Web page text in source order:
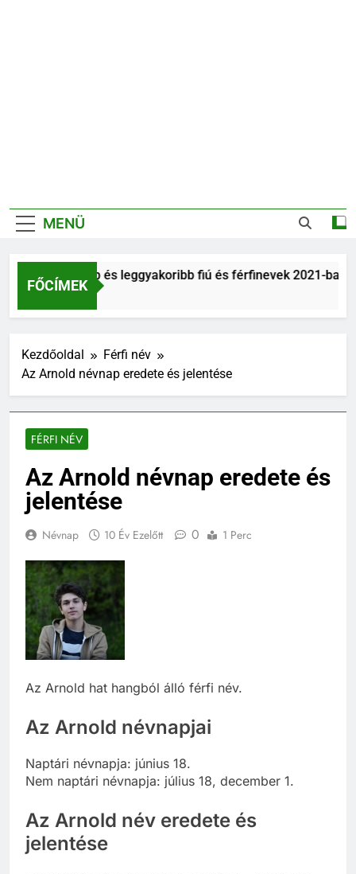
MENÜ
FŐCÍMEK
Legnépszerűbb és leggyakoribb fiú és férfinevek 2021-ban
6 Év Ezelőtt
Kezdőoldal
Férfi név
Az Arnold névnap eredete és jelentése
FÉRFI NÉV
Az Arnold névnap eredete és
jelentése
Névnap 10 Év Ezelőtt 0 1 Perc
Az Arnold hat hangból álló férfi név.
Az Arnold névnapjai
Naptári névnapja: június 18.
Nem naptári névnapja: július 18, december 1.
Az Arnold név eredete és
jelentése